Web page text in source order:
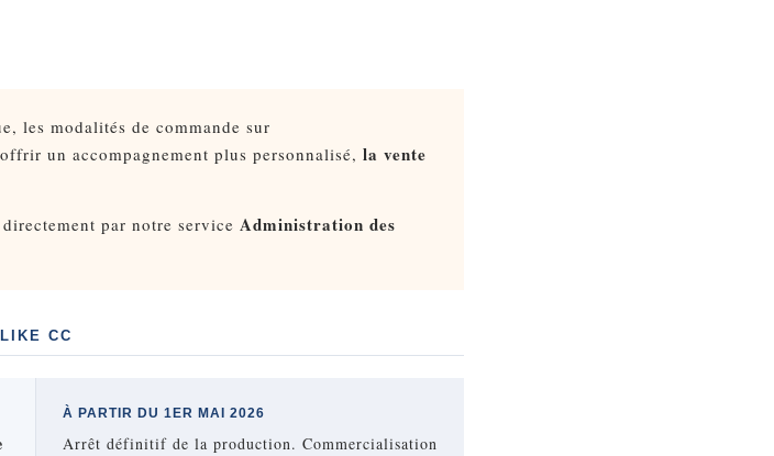
les modalités de commande sur
un accompagnement plus personnalisé, la vente
par notre service Administration des
CC
À PARTIR DU 1ER MAI 2026
Arrêt définitif de la production. Commercialisation